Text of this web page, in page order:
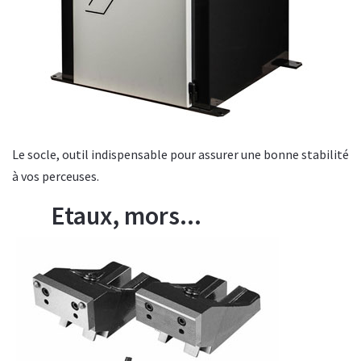
Le socle, outil indispensable pour assurer une bonne stabilité
à vos perceuses.
Etaux, mors...